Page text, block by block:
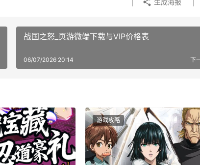
生成海报
战国之怒_页游微端下载与VIP价格表
下
06/07/2026 20:14
游戏攻略